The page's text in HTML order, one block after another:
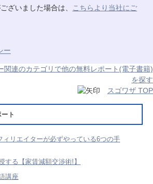
ざいました場合は、
こちらより当社にご
関連のカテゴリで他の無料レポート(電子書籍)
を探す
スゴワザ TOP
ト
ィリエイターが必ずやっている6つの手
する【家賃減額交渉術!】
講座